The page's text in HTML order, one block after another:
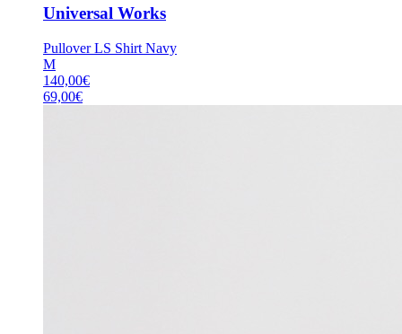
Universal Works
Pullover LS Shirt Navy
M
140,00€
69,00€